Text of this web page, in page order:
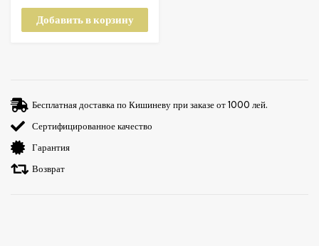
Добавить в корзину
Бесплатная доставка по Кишиневу при заказе от 1000 лей.
Сертифицированное качество
Гарантия
Возврат